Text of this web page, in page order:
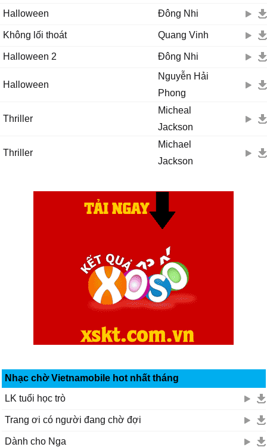
Halloween
Đông Nhi
Không lối thoát Quang Vinh
Halloween 2 Đông Nhi
Halloween
Nguyễn Hải
Phong
Thriller
Micheal
Jackson
Thriller
Michael
Jackson
Nhạc chờ Vietnamobile hot nhất tháng
LK tuổi học trò
Trang ơi có người đang chờ đợi
Dành cho Nga